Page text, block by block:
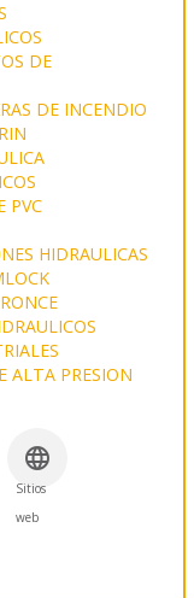
DE
DE INCENDIO
PVC
HIDRAULICAS
ALTA PRESION

Sitios
web